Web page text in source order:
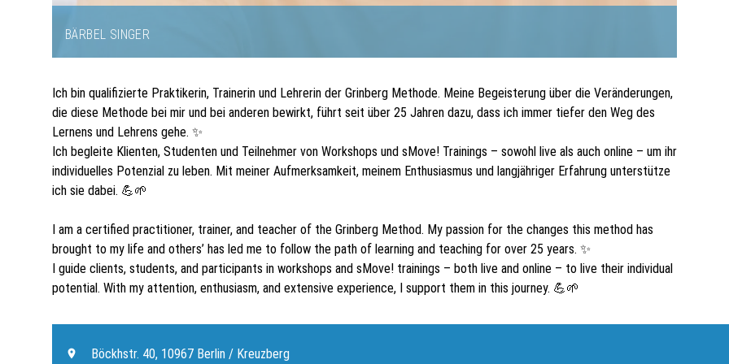
1
of
1
BÄRBEL SINGER
Ich bin qualifizierte Praktikerin, Trainerin und Lehrerin der Grinberg Methode. Meine Begeisterung über die Veränderungen,
die diese Methode bei mir und bei anderen bewirkt, führt seit über 25 Jahren dazu, dass ich immer tiefer den Weg des
Lernens und Lehrens gehe. ✨
Ich begleite Klienten, Studenten und Teilnehmer von Workshops und sMove! Trainings – sowohl live als auch online – um ihr
individuelles Potenzial zu leben. Mit meiner Aufmerksamkeit, meinem Enthusiasmus und langjähriger Erfahrung unterstütze
ich sie dabei. 💪🌱
I am a certified practitioner, trainer, and teacher of the Grinberg Method. My passion for the changes this method has
brought to my life and others’ has led me to follow the path of learning and teaching for over 25 years. ✨
I guide clients, students, and participants in workshops and sMove! trainings – both live and online – to live their individual
potential. With my attention, enthusiasm, and extensive experience, I support them in this journey. 💪🌱
Böckhstr. 40, 10967 Berlin / Kreuzberg